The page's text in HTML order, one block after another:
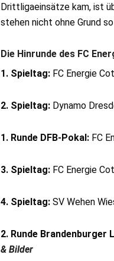
Drittligaeinsätze kam, ist
stehen nicht ohne Grund
Die Hinrunde des FC
1. Spieltag: FC Energie
2. Spieltag: Dynamo
1. Runde DFB-Pokal: FC
3. Spieltag: FC Energie
4. Spieltag: SV Wehen
2. Runde Brandenburger
& Bilder